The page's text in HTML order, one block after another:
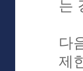
는
다
제